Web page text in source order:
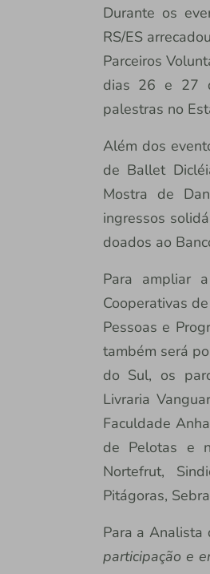
Durante os
RS/ES
Parceiros
dias 26 e 27
palestras no
Além dos
de Ballet
Mostra de
ingressos
doados ao
Para ampliar
Cooperativas
Pessoas e
também será
do Sul, os
Livraria
Faculdade
de Pelotas e
Nortefrut,
Pitágoras,
Para a Analista
participação e